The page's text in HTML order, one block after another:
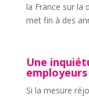
la France sur la
met fin à des
Une
employeurs
Si la mesure